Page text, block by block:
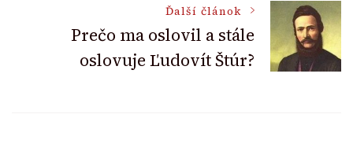
Ďalší článok
Prečo ma oslovil a stále
oslovuje Ľudovít Štúr?